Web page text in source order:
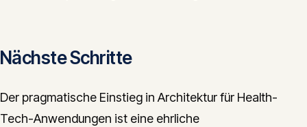
Nächste Schritte
Der pragmatische Einstieg in Architektur für Health-
Tech-Anwendungen ist eine ehrliche